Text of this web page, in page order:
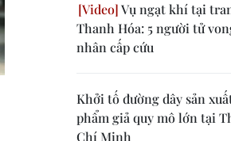
Vụ ngạt khí tại
Thanh Hóa: 5 người tử
nhân cấp cứu
Khởi tố đường dây sản
phẩm giả quy mô lớn tại
Chí Minh